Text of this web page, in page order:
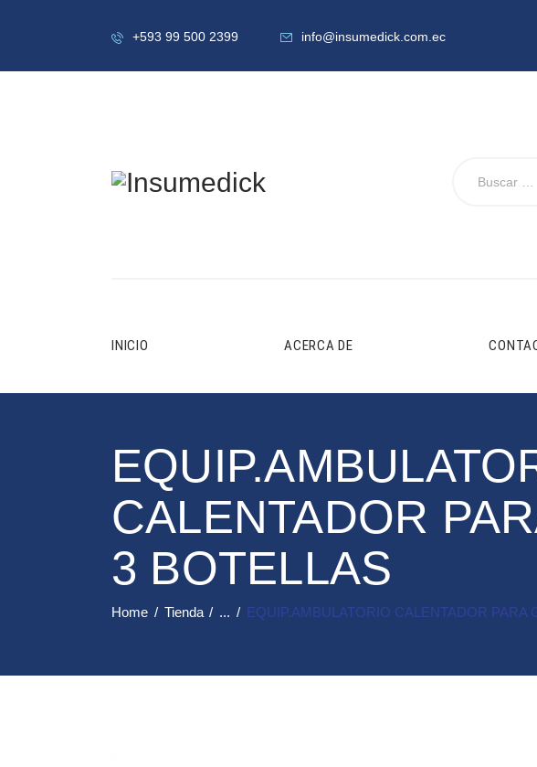
+593 99 500 2399 info@insumedick.com.ec
INICIO ACERCA DE
CALENTADOR
3 BOTELLAS
Home Tienda ... EQUIP.AMBULATORIO CALENTADOR PARA